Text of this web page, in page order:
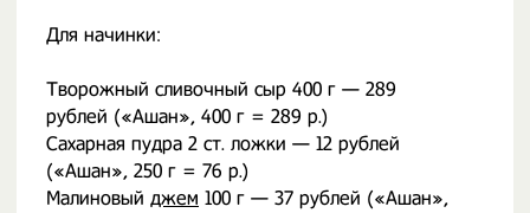
Для начинки:
Творожный сливочный сыр 400 г — 289
рублей («Ашан», 400 г = 289 р.)
Сахарная пудра 2 ст. ложки — 12 рублей
(«Ашан», 250 г = 76 р.)
Малиновый джем 100 г — 37 рублей («Ашан»,